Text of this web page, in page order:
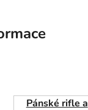
Pánské rifle a